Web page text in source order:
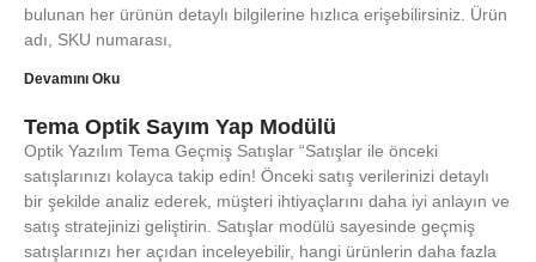
bulunan her ürünün detaylı bilgilerine hızlıca erişebilirsiniz. Ürün
adı, SKU numarası,
Devamını Oku
Tema Optik Sayım Yap Modülü
Optik Yazılım Tema Geçmiş Satışlar “Satışlar ile önceki
satışlarınızı kolayca takip edin! Önceki satış verilerinizi detaylı
bir şekilde analiz ederek, müşteri ihtiyaçlarını daha iyi anlayın ve
satış stratejinizi geliştirin. Satışlar modülü sayesinde geçmiş
satışlarınızı her açıdan inceleyebilir, hangi ürünlerin daha fazla